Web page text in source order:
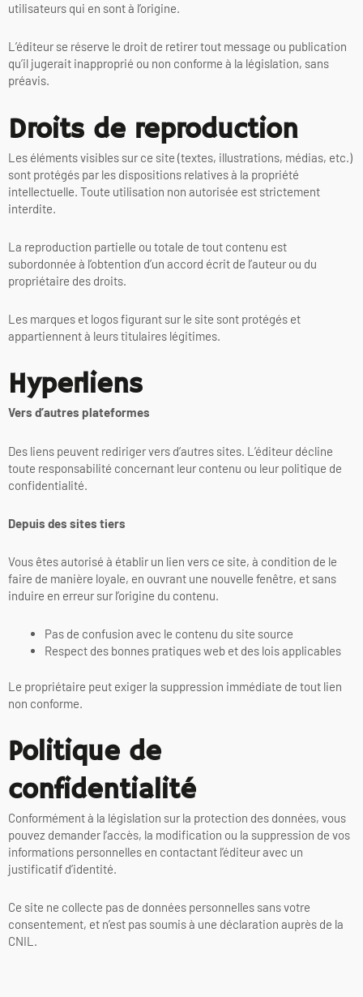
utilisateurs qui en sont à l’origine.
L’éditeur se réserve le droit de retirer tout message ou publication
qu’il jugerait inapproprié ou non conforme à la législation, sans
préavis.
Droits de reproduction
Les éléments visibles sur ce site (textes, illustrations, médias, etc.)
sont protégés par les dispositions relatives à la propriété
intellectuelle. Toute utilisation non autorisée est strictement
interdite.
La reproduction partielle ou totale de tout contenu est
subordonnée à l’obtention d’un accord écrit de l’auteur ou du
propriétaire des droits.
Les marques et logos figurant sur le site sont protégés et
appartiennent à leurs titulaires légitimes.
Hyperliens
Vers d’autres plateformes
Des liens peuvent rediriger vers d’autres sites. L’éditeur décline
toute responsabilité concernant leur contenu ou leur politique de
confidentialité.
Depuis des sites tiers
Vous êtes autorisé à établir un lien vers ce site, à condition de le
faire de manière loyale, en ouvrant une nouvelle fenêtre, et sans
induire en erreur sur l’origine du contenu.
Pas de confusion avec le contenu du site source
Respect des bonnes pratiques web et des lois applicables
Le propriétaire peut exiger la suppression immédiate de tout lien
non conforme.
Politique de
confidentialité
Conformément à la législation sur la protection des données, vous
pouvez demander l’accès, la modification ou la suppression de vos
informations personnelles en contactant l’éditeur avec un
justificatif d’identité.
Ce site ne collecte pas de données personnelles sans votre
consentement, et n’est pas soumis à une déclaration auprès de la
CNIL.